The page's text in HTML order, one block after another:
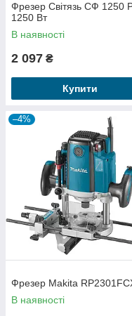
Фрезер Світязь СФ 1250
1250 Вт
В наявності
2 097 ₴
Купити
–4%
Фрезер Makita
В наявності